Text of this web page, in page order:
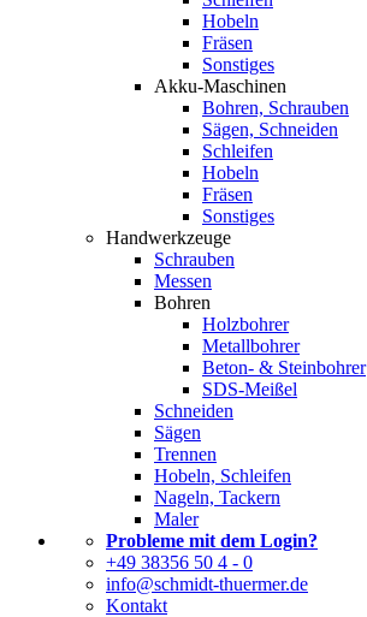
Hobeln
Fräsen
Sonstiges
Akku-Maschinen
Bohren, Schrauben
Sägen, Schneiden
Schleifen
Hobeln
Fräsen
Sonstiges
Handwerkzeuge
Schrauben
Messen
Bohren
Holzbohrer
Metallbohrer
Beton- & Steinbohrer
SDS-Meißel
Schneiden
Sägen
Trennen
Hobeln, Schleifen
Nageln, Tackern
Maler
Probleme mit dem Login?
+49 38356 50 4 - 0
info@schmidt-thuermer.de
Kontakt